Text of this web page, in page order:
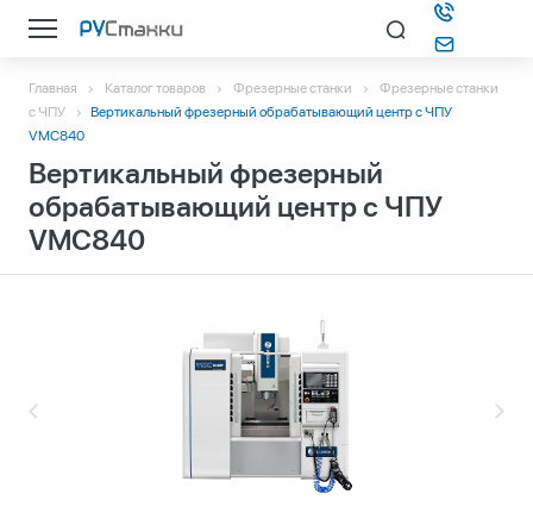
Каталог
О компании
Информация
Подбор станка
Главная Каталог товаров Фрезерные станки
Фрезерные станки
с ЧПУ
Вертикальный фрезерный обрабатывающий центр с ЧПУ
VMC840
Вертикальный фрезерный
обрабатывающий центр с ЧПУ
VMC840